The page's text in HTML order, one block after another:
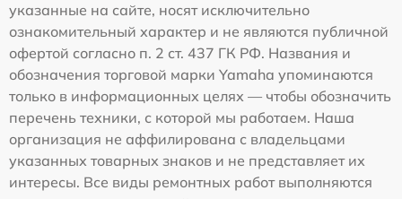
указанные на сайте, носят исключительно
ознакомительный характер и не являются публичной
офертой согласно п. 2 ст. 437 ГК РФ. Названия и
обозначения торговой марки Yamaha упоминаются
только в информационных целях — чтобы обозначить
перечень техники, с которой мы работаем. Наша
организация не аффилирована с владельцами
указанных товарных знаков и не представляет их
интересы. Все виды ремонтных работ выполняются